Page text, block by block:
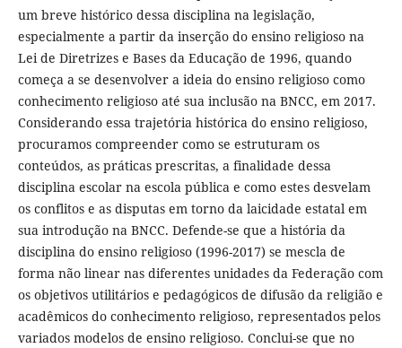
um breve histórico dessa disciplina na legislação,
especialmente a partir da inserção do ensino religioso na
Lei de Diretrizes e Bases da Educação de 1996, quando
começa a se desenvolver a ideia do ensino religioso como
conhecimento religioso até sua inclusão na BNCC, em 2017.
Considerando essa trajetória histórica do ensino religioso,
procuramos compreender como se estruturam os
conteúdos, as práticas prescritas, a finalidade dessa
disciplina escolar na escola pública e como estes desvelam
os conflitos e as disputas em torno da laicidade estatal em
sua introdução na BNCC. Defende-se que a história da
disciplina do ensino religioso (1996-2017) se mescla de
forma não linear nas diferentes unidades da Federação com
os objetivos utilitários e pedagógicos de difusão da religião e
acadêmicos do conhecimento religioso, representados pelos
variados modelos de ensino religioso. Conclui-se que no